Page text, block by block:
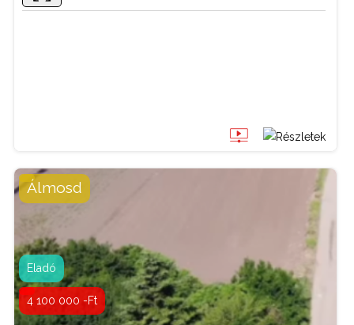
Álmosd
4 100 000 -Ft
Eladó
Telek / termőföld
Bordás István
06 70 884 49 44